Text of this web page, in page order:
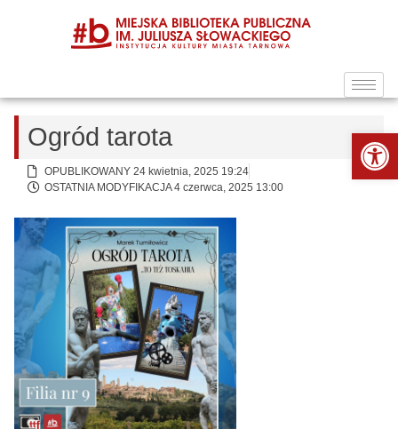
Ogród tarota
OPUBLIKOWANY 24 kwietnia, 2025 19:24
OSTATNIA MODYFIKACJA 4 czerwca, 2025 13:00